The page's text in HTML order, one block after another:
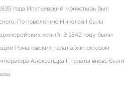
года Ипатьевский монастырь был
По повелению Николая I была
келий. В 1842 году были
Романовских палат архитектором
Александра II палаты вновь были